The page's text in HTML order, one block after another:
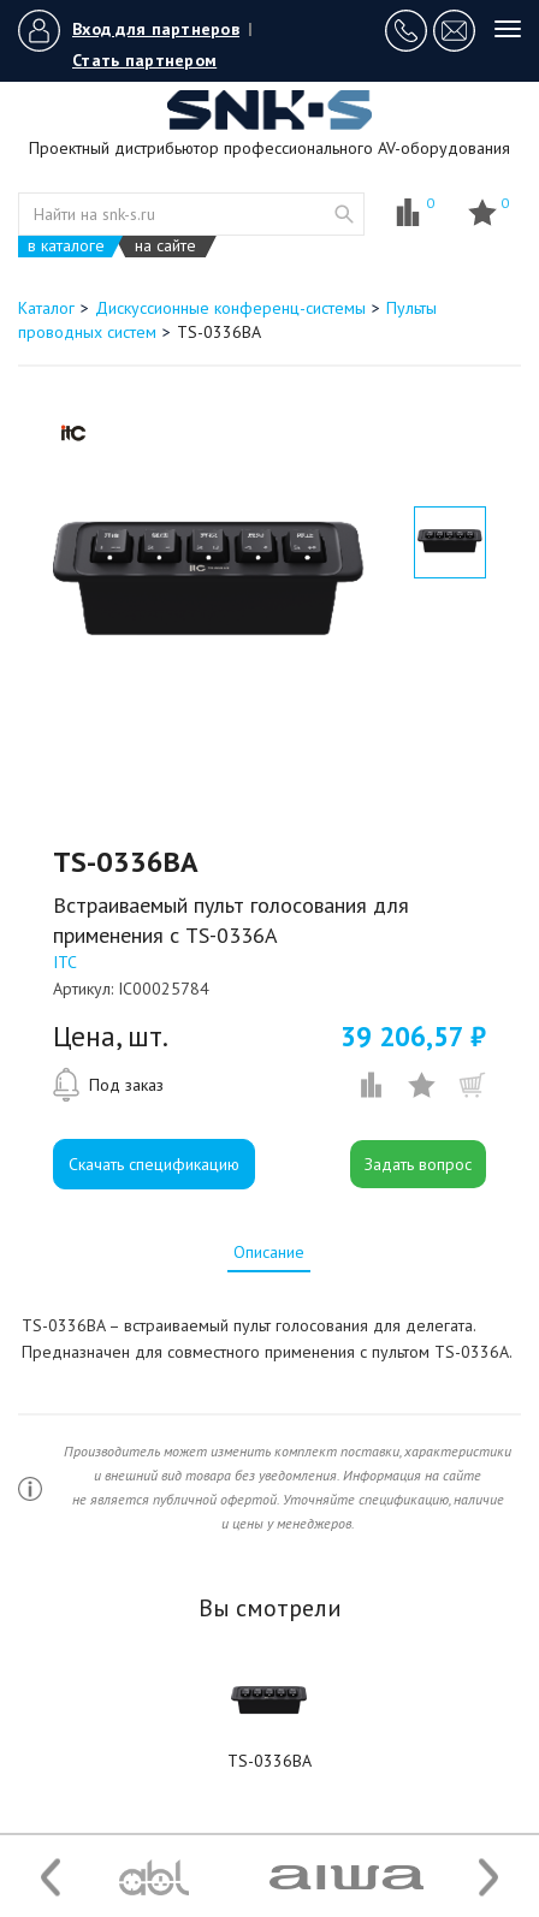
Вход для партнеров |
Стать партнером
Проектный дистрибьютор профессионального AV-оборудования
в каталоге на сайте
0 0
Каталог Дискуссионные конференц-системы
Пульты
проводных систем
TS-0336BA
TS-0336BA
Встраиваемый пульт голосования для
применения с TS-0336A
ITC
Артикул: IC00025784
Цена, шт. 39 206,57 ₽
Под заказ
Скачать спецификацию
Описание
TS-0336BA – встраиваемый пульт голосования для делегата.
Предназначен для совместного применения с пультом TS-0336A.
Производитель может изменить комплект поставки, характеристики
и внешний вид товара без уведомления. Информация на сайте
не является публичной офертой. Уточняйте спецификацию, наличие
и цены у менеджеров.
Вы смотрели
TS-0336BA